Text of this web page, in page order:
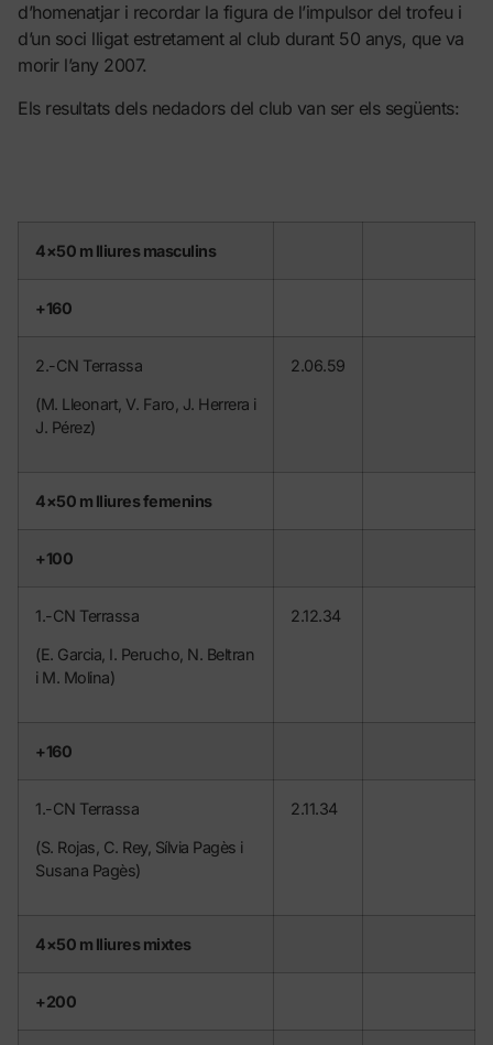
d’homenatjar i recordar la figura de l’impulsor del trofeu i
d’un soci lligat estretament al club durant 50 anys, que va
morir l’any 2007.
Els resultats dels nedadors del club van ser els següents:
4×50 m lliures masculins
+160
2.-CN Terrassa
(M. Lleonart, V. Faro, J. Herrera i
J. Pérez)
2.06.59
4×50 m lliures femenins
+100
1.-CN Terrassa
(E. Garcia, I. Perucho, N. Beltran
i M. Molina)
2.12.34
+160
1.-CN Terrassa
(S. Rojas, C. Rey, Sílvia Pagès i
Susana Pagès)
2.11.34
4×50 m lliures mixtes
+200